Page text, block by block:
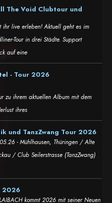
The Void Clubtour und
ihr live erleben! Aktuell geht es im
Tour in drei Städte. Support
auf eine
- Tour 2026
zu ihrem aktuellen Album mit dem
ihres
und TanzZwang Tour 2026
- Mühlhausen, Thüringen / Alte
/ Club Seilerstrasse (TanzZwang)
2026
kommt 2026 mit seiner Neuen